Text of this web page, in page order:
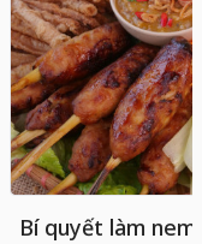
Bí quyết làm